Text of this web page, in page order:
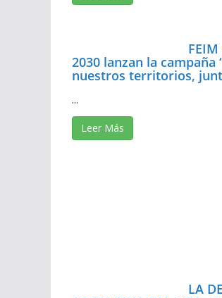
2030 lanzan la campaña
nuestros territorios,
...
Leer Más
LA